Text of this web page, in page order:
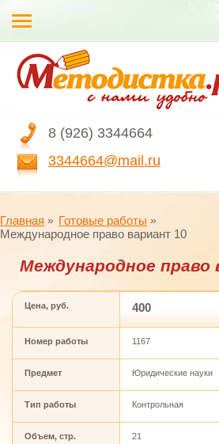
8 (926) 3344664
3344664@mail.ru
Главная
Готовые работы
Международное право вариант 10
Международное право
Цена, руб. 400
Номер работы 1167
Предмет Юридические науки
Тип работы Контрольная
Объем, стр. 21